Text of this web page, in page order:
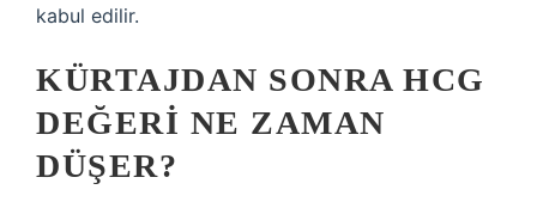
kabul edilir.
KÜRTAJDAN SONRA HCG
DEĞERI NE ZAMAN
DÜŞER?